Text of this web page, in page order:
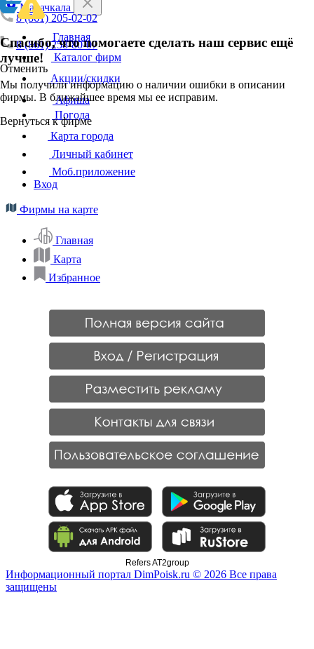
8 (861) 205-02-02
8 (861) 258-80-07
Отменить
Спасибо, что помогаете сделать наш сервис ещё
лучше!
Мы получили информацию о наличии ошибки в описании
фирмы. В ближайшее время мы ее исправим.
Вернуться к фирме
Махачкала
Главная
Каталог фирм
Акции/скидки
Афиша
Погода
Карта города
Личный кабинет
Моб.приложение
Вход
Фирмы на карте
Главная
Карта
Избранное
Refers AT2group
Информационный портал DimPoisk.ru © 2026 Все права
защищены